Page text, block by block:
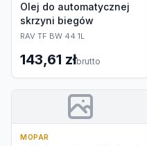
Olej do automatycznej
skrzyni biegów
RAV TF BW 44 1L
143,61 złbrutto
MOPAR